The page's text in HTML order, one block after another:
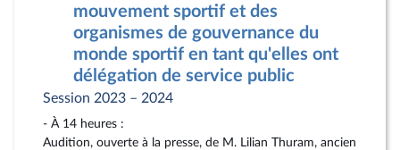
mouvement sportif et des
organismes de gouvernance du
monde sportif en tant qu'elles ont
délégation de service public
Session 2023 – 2024
- À 14 heures :
Audition, ouverte à la presse, de M. Lilian Thuram, ancien